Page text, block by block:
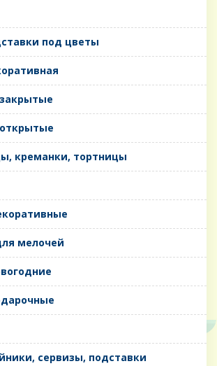
под цветы
креманки, тортницы
мелочей
сервизы, подставки